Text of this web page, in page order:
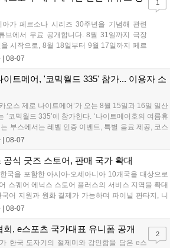
....
아가 페르소나 시리즈 30주년을 기념해 관련
브에서 무료 공개합니다. 8월 31일까지 극장
시작으로, 8월 18일부터 9월 17일까지 페르
, 9월 15일부터 10월 14일까지 페르소나5 시
선정된 내용은 기념 영상 및 대형 전광판에 소
08-07
1
이트메어, '코믹월드 335' 참가... 이용자 소
오스 제로 나이트메어’가 오는 8월 15일과 16일 일산
‘코믹월드 335’에 참가한다. ‘나이트메어호의 여름휴
는 부스에서는 레벨 인증 이벤트, 특별 음료 제공, 코스
다채로운 행사가 진행된다. 유명 코스어 7인이 캐릭
뮤니티에서 확인 가능하다....
08-07
공식 굿즈 스토어, 판매 국가 확대
국을 포함한 아시아·오세아니아 10개국을 대상으로
스퀘어 에닉스 스토어 플러스의 서비스 지역을 확대
어 지원과 원화 결제가 가능하며 파이널 판타지, 니
피규어, 굿즈를 구매할 수 있습니다. 신상품이 순차적
08-07
회, e스포츠 국가대표 유니폼 공개
한국 도자기의 절제미와 강인함을 담은 e스
2